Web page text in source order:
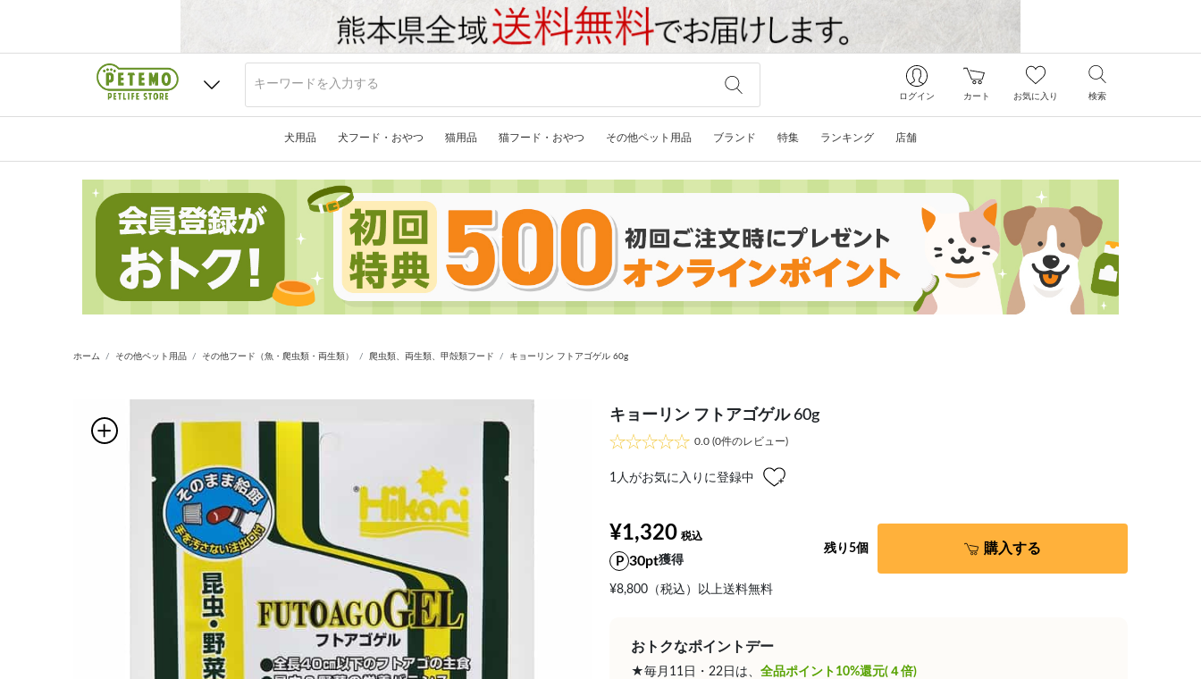
ログイン カート お気に入り 検索
犬用品 犬フード・おやつ 猫用品 猫フード・おやつ その他ペット用品 ブランド 特集 ランキング 店舗
ホーム その他ペット用品 その他フード（魚・爬虫類・両生類） 爬虫類、両生類、甲殻類フード キョーリン フトアゴゲル 60g
キョーリン フトアゴゲル 60g
0.0 (0件のレビュー)
1人がお気に入りに登録中
¥1,320
30pt獲得
¥8,800（税込）以上送料無料
残り5個 購入する
おトクなポイントデー
★毎月11日・22日は、 全品ポイント10%還元(４倍)